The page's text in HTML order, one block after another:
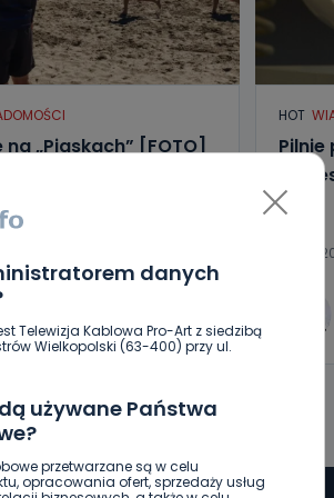
danych
Telewizja Kablowa Pro-Art z siedzibą
Wielkopolski (63-400) przy ul.
używane Państwa
przetwarzane są w celu
opracowania ofert, sprzedaży usług
„Piaskach” [FOTO]
Barczak
HOT
Pilnie